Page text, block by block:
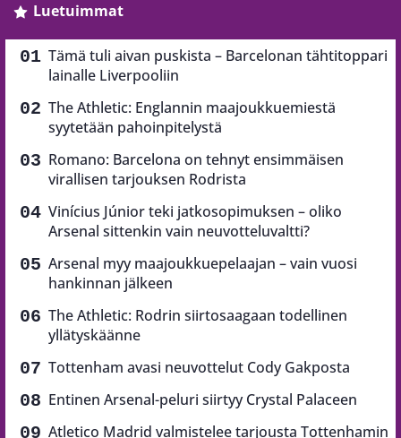
Luetuimmat
Tämä tuli aivan puskista – Barcelonan tähtitoppari
lainalle Liverpooliin
The Athletic: Englannin maajoukkuemiestä
syytetään pahoinpitelystä
Romano: Barcelona on tehnyt ensimmäisen
virallisen tarjouksen Rodrista
Vinícius Júnior teki jatkosopimuksen – oliko
Arsenal sittenkin vain neuvotteluvaltti?
Arsenal myy maajoukkuepelaajan – vain vuosi
hankinnan jälkeen
The Athletic: Rodrin siirtosaagaan todellinen
yllätyskäänne
Tottenham avasi neuvottelut Cody Gakposta
Entinen Arsenal-peluri siirtyy Crystal Palaceen
Atletico Madrid valmistelee tarjousta Tottenhamin